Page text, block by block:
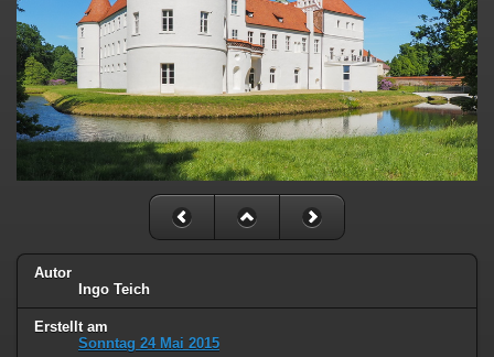
Autor
Ingo Teich
Erstellt am
Sonntag 24 Mai 2015